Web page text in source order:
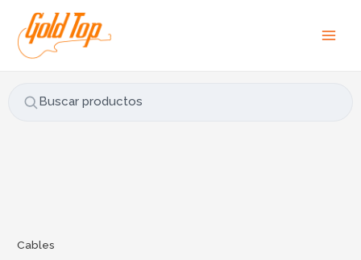
contenido
Buscar productos
u
s
Cables
Macho